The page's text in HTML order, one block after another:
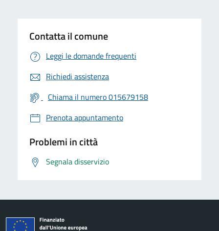
Contatta il comune
Leggi le domande frequenti
Richiedi assistenza
Chiama il numero 015679158
Prenota appuntamento
Problemi in città
Segnala disservizio